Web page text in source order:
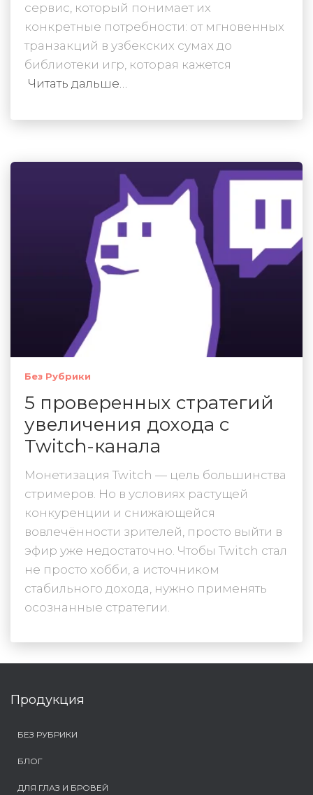
сервис, который понимает их
конкретные потребности: от мгновенных
транзакций в узбекских сумах до
библиотеки игр, которая кажется
Читать дальше…
Без Рубрики
5 проверенных стратегий
увеличения дохода с
Twitch-канала
Монетизация Twitch — цель большинства
стримеров. Но в условиях растущей
конкуренции и снижающейся
вовлечённости зрителей, просто выйти в
эфир уже недостаточно. Чтобы Twitch стал
не просто хобби, а источником
стабильного дохода, нужно применять
осознанные стратегии.
Продукция
БЕЗ РУБРИКИ
БЛОГ
ДЛЯ ГЛАЗ И БРОВЕЙ